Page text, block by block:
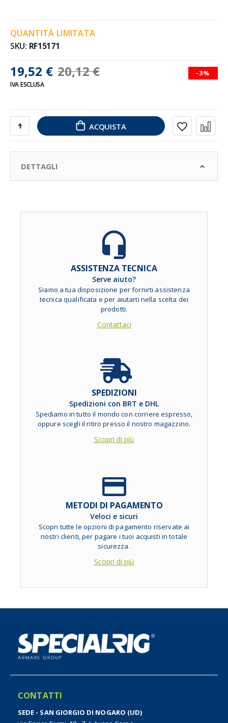
19,52 € 20,12 € -3%
IVA ESCLUSA
QUANTITÀ LIMITATA
SKU RF15171
ACQUISTA
DETTAGLI
ASSISTENZA TECNICA
Serve aiuto?
Siamo a tua disposizione per fornirti assistenza
tecnica qualificata e per aiutarti nella scelta dei
prodotti.
Contattaci
SPEDIZIONI
Spedizioni con BRT e DHL
Spediamo in tutto il mondo con corriere espresso,
oppure scegli il ritiro presso il nostro magazzino.
Scopri di più
METODI DI PAGAMENTO
Veloci e sicuri
Scopri tutte le opzioni di pagamento riservate ai
nostri clienti, per pagare i tuoi acquisti in totale
sicurezza.
Scopri di più
CONTATTI
SEDE - SAN GIORGIO DI NOGARO (UD)